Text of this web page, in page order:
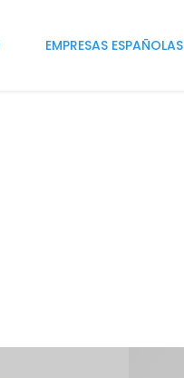
EMPRESAS ESPAÑOLAS